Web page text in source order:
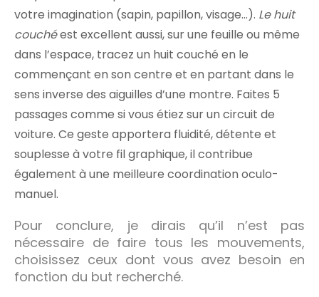
votre imagination (sapin, papillon, visage…). Le huit
couchéest excellent aussi, sur une feuille ou même
dans l’espace, tracez un huit couché en le
commençant en son centre et en partant dans le
sens inverse des aiguilles d’une montre. Faites 5
passages comme si vous étiez sur un circuit de
voiture. Ce geste apportera fluidité, détente et
souplesse à votre fil graphique, il contribue
également à une meilleure coordination oculo-
manuel.
Pour conclure, je dirais qu’il n’est pas
nécessaire de faire tous les mouvements,
choisissez ceux dont vous avez besoin en
fonction du but recherché.